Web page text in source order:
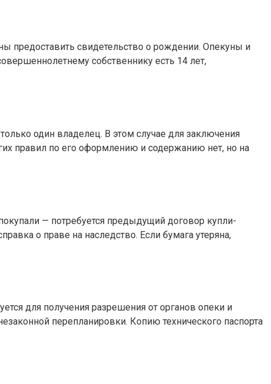
предоставить свидетельство о рождении. Опекуны и
собственнику есть 14 лет,
один владелец. В этом случае для заключения
правил по его оформлению и содержанию нет, но на
— потребуется предыдущий договор купли-
о праве на наследство. Если бумага утеряна,
для получения разрешения от органов опеки и
перепланировки. Копию технического паспорта